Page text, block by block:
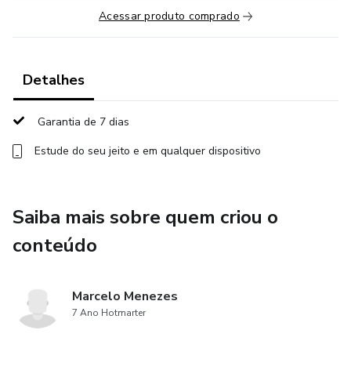
Acessar produto comprado
Detalhes
Garantia de 7 dias
Estude do seu jeito e em qualquer dispositivo
Saiba mais sobre quem criou o
conteúdo
Marcelo Menezes
7 Ano Hotmarter